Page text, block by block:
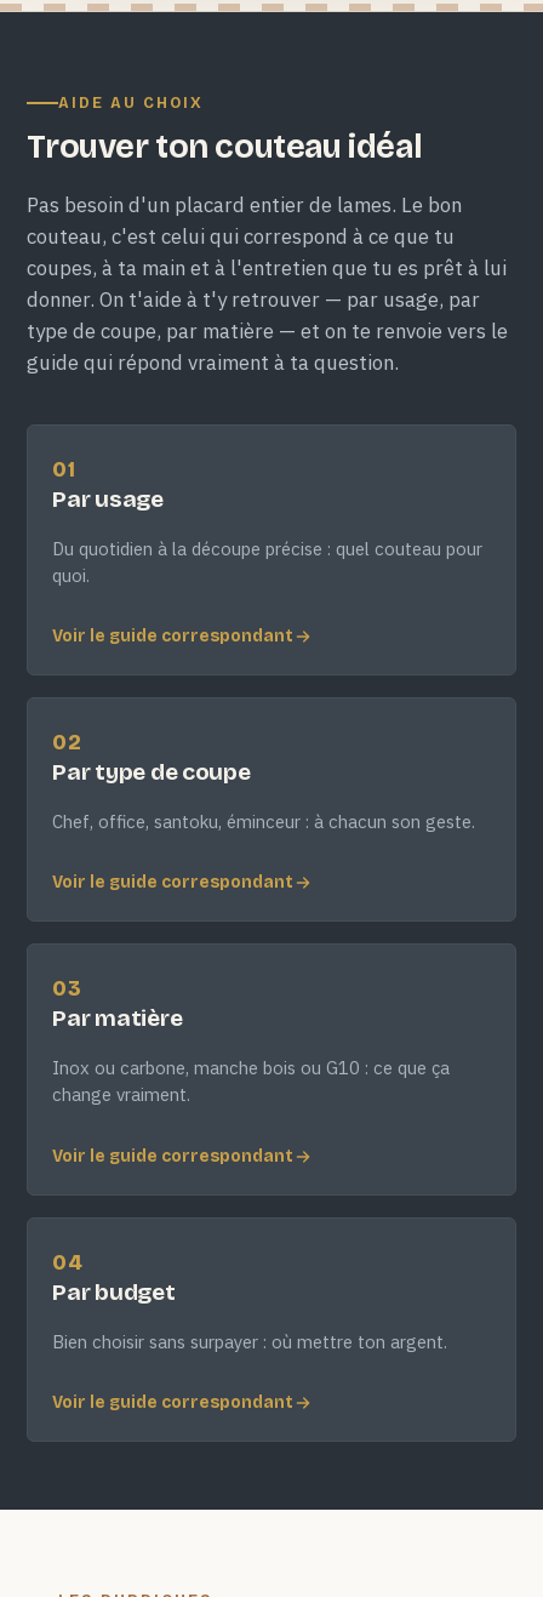
AIDE AU CHOIX
Trouver ton couteau idéal
Pas besoin d'un placard entier de lames. Le bon
couteau, c'est celui qui correspond à ce que tu
coupes, à ta main et à l'entretien que tu es prêt à lui
donner. On t'aide à t'y retrouver — par usage, par
type de coupe, par matière — et on te renvoie vers le
guide qui répond vraiment à ta question.
01
Par usage
Du quotidien à la découpe précise : quel couteau pour
quoi.
Voir le guide correspondant
02
Par type de coupe
Chef, office, santoku, éminceur : à chacun son geste.
Voir le guide correspondant
03
Par matière
Inox ou carbone, manche bois ou G10 : ce que ça
change vraiment.
Voir le guide correspondant
04
Par budget
Bien choisir sans surpayer : où mettre ton argent.
Voir le guide correspondant